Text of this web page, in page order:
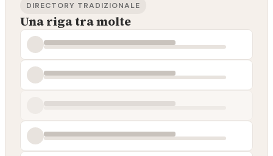
DIRECTORY TRADIZIONALE
Una riga tra molte